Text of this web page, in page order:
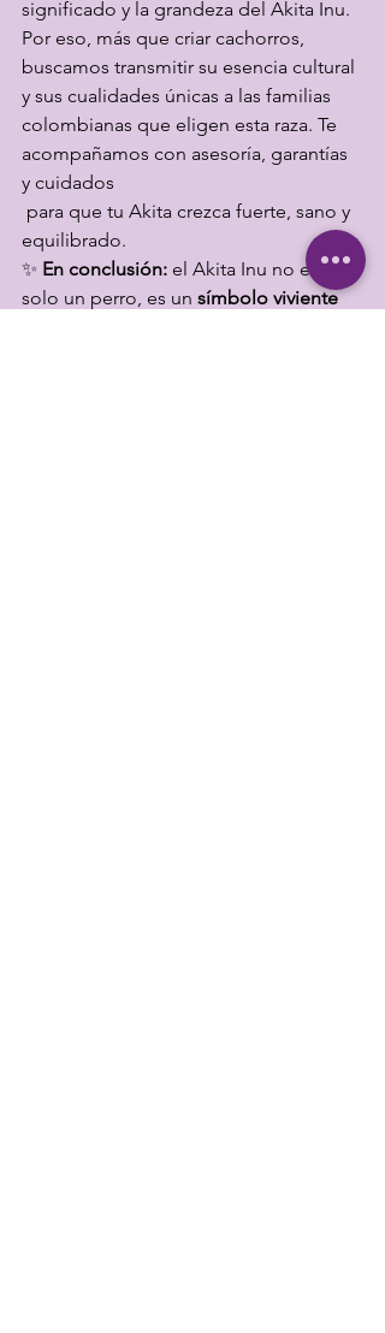
significado y la grandeza del Akita Inu.
Por eso, más que criar cachorros,
buscamos transmitir su esencia cultural
y sus cualidades únicas a las familias
colombianas que eligen esta raza. Te
acompañamos con asesoría, garantías
y cuidados
equilibrado.
✨ En conclusión: el Akita Inu no es
solo un perro, es un símbolo viviente